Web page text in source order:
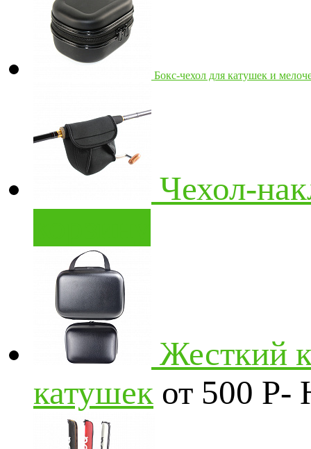
Бокс-чехол для катушек и
Чехол-
Жесткий
катушек от 500 Р-